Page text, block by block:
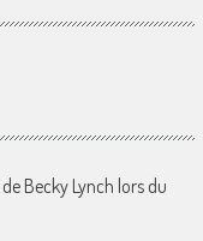
Becky Lynch lors du